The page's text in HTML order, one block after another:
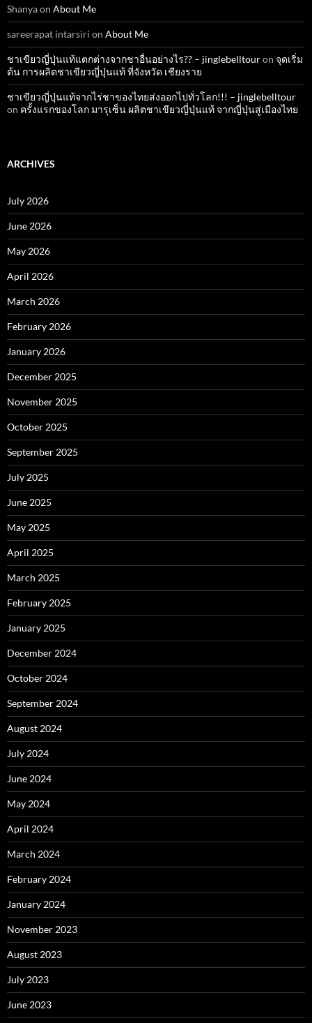
Shanyaon About Me
sareerapat intarsiri on About Me
ชาเขียวญี่ปุ่นแท้แตกต่างจากชาอื่นอย่างไร?? – jinglebelltouron จุดเริ่ม
ต้น การผลิตชาเขียวญี่ปุ่นแท้ ที่จังหวัด เชียงราย
ชาเขียวญี่ปุ่นแท้จากไร่ชาของไทยส่งออกไปทั่วโลก!!! – jinglebelltour
on ครั้งแรกของโลก มารุเซ็น ผลิตชาเขียวญี่ปุ่นแท้ จากญี่ปุ่นสู่เมืองไทย
ARCHIVES
July 2026
June 2026
May 2026
April 2026
March 2026
February 2026
January 2026
December 2025
November 2025
October 2025
September 2025
July 2025
June 2025
May 2025
April 2025
March 2025
February 2025
January 2025
December 2024
October 2024
September 2024
August 2024
July 2024
June 2024
May 2024
April 2024
March 2024
February 2024
January 2024
November 2023
August 2023
July 2023
June 2023